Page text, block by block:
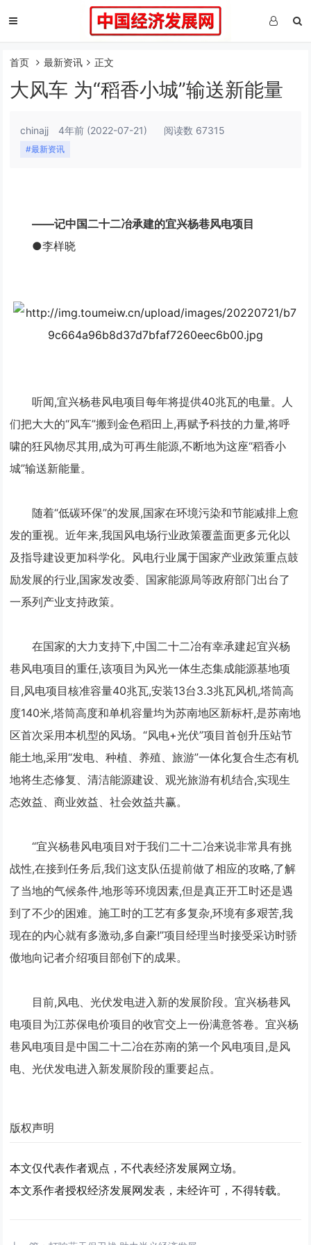
首页 最新资讯 正文
大风车 为“稻香小城”输送新能量
chinajj 4年前 (2022-07-21) 阅读数 67315
#最新资讯
——记中国二十二冶承建的宜兴杨巷风电项目
●李样晓
听闻,宜兴杨巷风电项目每年将提供40兆瓦的电量。人
们把大大的“风车”搬到金色稻田上,再赋予科技的力量,将呼
啸的狂风物尽其用,成为可再生能源,不断地为这座“稻香小
城”输送新能量。
随着“低碳环保”的发展,国家在环境污染和节能减排上愈
发的重视。近年来,我国风电场行业政策覆盖面更多元化以
及指导建设更加科学化。风电行业属于国家产业政策重点鼓
励发展的行业,国家发改委、国家能源局等政府部门出台了
一系列产业支持政策。
在国家的大力支持下,中国二十二冶有幸承建起宜兴杨
巷风电项目的重任,该项目为风光一体生态集成能源基地项
目,风电项目核准容量40兆瓦,安装13台3.3兆瓦风机,塔筒高
度140米,塔筒高度和单机容量均为苏南地区新标杆,是苏南地
区首次采用本机型的风场。“风电+光伏”项目首创升压站节
能土地,采用“发电、种植、养殖、旅游”一体化复合生态有机
地将生态修复、清洁能源建设、观光旅游有机结合,实现生
态效益、商业效益、社会效益共赢。
“宜兴杨巷风电项目对于我们二十二冶来说非常具有挑
战性,在接到任务后,我们这支队伍提前做了相应的攻略,了解
了当地的气候条件,地形等环境因素,但是真正开工时还是遇
到了不少的困难。施工时的工艺有多复杂,环境有多艰苦,我
现在的内心就有多激动,多自豪!”项目经理当时接受采访时骄
傲地向记者介绍项目部创下的成果。
目前,风电、光伏发电进入新的发展阶段。宜兴杨巷风
电项目为江苏保电价项目的收官交上一份满意答卷。宜兴杨
巷风电项目是中国二十二冶在苏南的第一个风电项目,是风
电、光伏发电进入新发展阶段的重要起点。
版权声明
本文仅代表作者观点，不代表经济发展网立场。
本文系作者授权经济发展网发表，未经许可，不得转载。